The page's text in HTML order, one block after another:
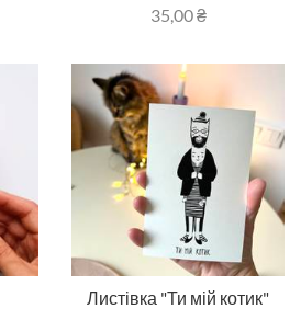
35,00₴
Листівка "Ти мій котик"